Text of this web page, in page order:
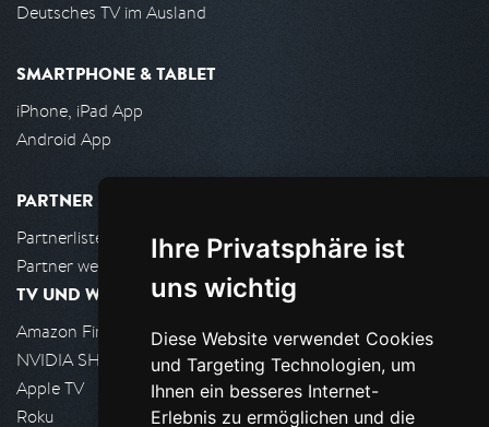
Ihre Privatsphäre ist
uns wichtig
Diese Website verwendet Cookies
und Targeting Technologien, um
Ihnen ein besseres Internet-
Erlebnis zu ermöglichen und die
Deutsches TV im Ausland
SMARTPHONE & TABLET
iPhone, iPad App
Android App
PARTNER
Partnerliste
Partner werden
TV UND WOHNZIMMER
Amazon FireTV
NVIDIA SHIELD, Google TV
Apple TV
Roku